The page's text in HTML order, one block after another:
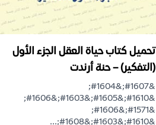
تحميل كتاب حياة العقل الجزء الأول
(التفكير) – حنة أرندت
&#1607;&#1604;
&#1610;&#1605;&#1603;&#1606;
&#1571;&#1606;
&#1610;&#1603;&#1608;...